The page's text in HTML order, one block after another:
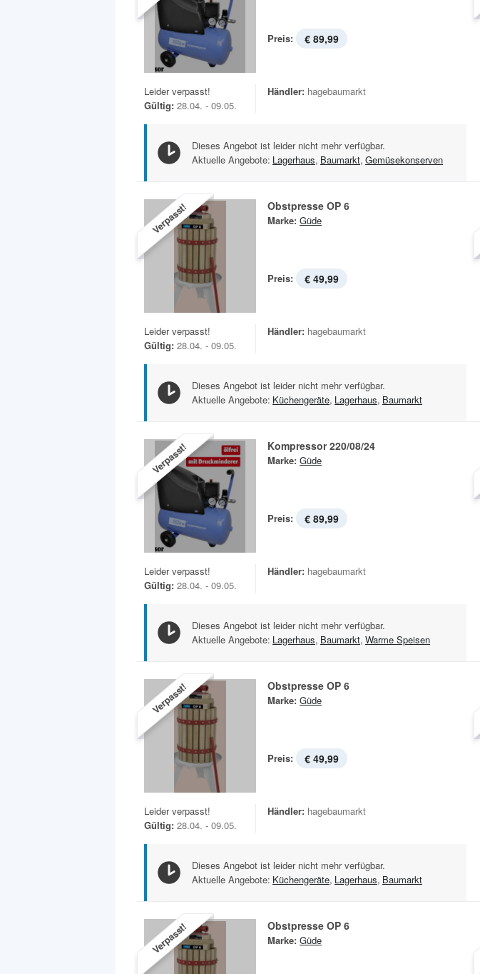
Preis: € 89,99
Leider verpasst!
Gültig: 28.04. - 09.05.
Händler: hagebaumarkt
Dieses Angebot ist leider nicht mehr verfügbar.
Aktuelle Angebote: Lagerhaus, Baumarkt, Gemüsekonserven
Verpasst! Obstpresse OP 6
Marke: Güde
Preis: € 49,99
Leider verpasst!
Gültig: 28.04. - 09.05.
Händler: hagebaumarkt
Dieses Angebot ist leider nicht mehr verfügbar.
Aktuelle Angebote: Küchengeräte, Lagerhaus, Baumarkt
Verpasst! Kompressor 220/08/24
Marke: Güde
Preis: € 89,99
Leider verpasst!
Gültig: 28.04. - 09.05.
Händler: hagebaumarkt
Dieses Angebot ist leider nicht mehr verfügbar.
Aktuelle Angebote: Lagerhaus, Baumarkt, Warme Speisen
Verpasst! Obstpresse OP 6
Marke: Güde
Preis: € 49,99
Leider verpasst!
Gültig: 28.04. - 09.05.
Händler: hagebaumarkt
Dieses Angebot ist leider nicht mehr verfügbar.
Aktuelle Angebote: Küchengeräte, Lagerhaus, Baumarkt
Verpasst! Obstpresse OP 6
Marke: Güde